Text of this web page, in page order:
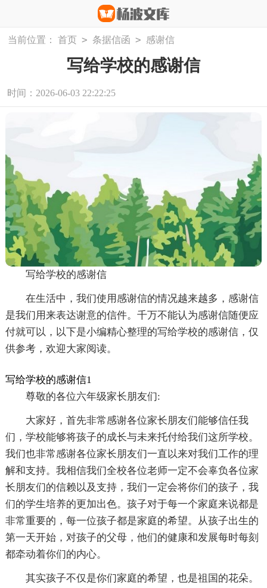
当前位置： 首页 > 条据信函 > 感谢信
写给学校的感谢信
时间：2026-06-03 22:22:25
写给学校的感谢信
在生活中，我们使用感谢信的情况越来越多，感谢信
是我们用来表达谢意的信件。千万不能认为感谢信随便应
付就可以，以下是小编精心整理的写给学校的感谢信，仅
供参考，欢迎大家阅读。
写给学校的感谢信1
尊敬的各位六年级家长朋友们:
大家好，首先非常感谢各位家长朋友们能够信任我
们，学校能够将孩子的成长与未来托付给我们这所学校。
我们也非常感谢各位家长朋友们一直以来对我们工作的理
解和支持。我相信我们全校各位老师一定不会辜负各位家
长朋友们的信赖以及支持，我们一定会将你们的孩子，我
们的学生培养的更加出色。孩子对于每一个家庭来说都是
非常重要的，每一位孩子都是家庭的希望。从孩子出生的
第一天开始，对孩子的父母，他们的健康和发展每时每刻
都牵动着你们的内心。
其实孩子不仅是你们家庭的希望，也是祖国的花朵。